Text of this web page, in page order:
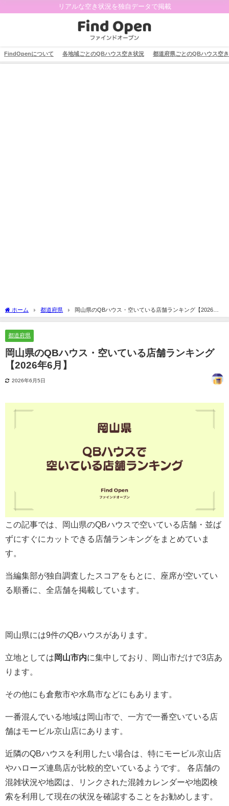
リアルな空き状況を独自データで掲載
FindOpenについて 各地域ごとのQBハウス空き状況 都道府県ごとのQBハウス空
ホーム 都道府県
岡山県のQBハウス・空いている店舗ランキング【2026年6
月】
都道府県
岡山県のQBハウス・空いている店舗ランキング
【2026年6月】
2026年6月5日
この記事では、岡山県のQBハウスで空いている店舗・並ば
ずにすぐにカットできる店舗ランキングをまとめていま
す。
当編集部が独自調査したスコアをもとに、座席が空いてい
る順番に、全店舗を掲載しています。
岡山県には9件のQBハウスがあります。
立地としては 岡山市内に集中しており、岡山市だけで3店あ
ります。
その他にも倉敷市や水島市などにもあります。
一番混んでいる地域は岡山市で、一方で一番空いている店
舗はモービル京山店にあります。
近隣のQBハウスを利用したい場合は、特にモービル京山店
やハローズ連島店が比較的空いているようです。 各店舗の
混雑状況や地図は、リンクされた混雑カレンダーや地図検
索を利用して現在の状況を確認することをお勧めします。